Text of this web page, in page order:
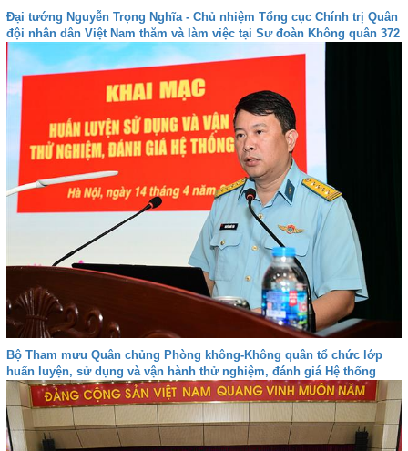
Đại tướng Nguyễn Trọng Nghĩa - Chủ nhiệm Tổng cục Chính trị Quân
đội nhân dân Việt Nam thăm và làm việc tại Sư đoàn Không quân 372
Bộ Tham mưu Quân chủng Phòng không-Không quân tổ chức lớp
huấn luyện, sử dụng và vận hành thử nghiệm, đánh giá Hệ thống
VQ2-M3